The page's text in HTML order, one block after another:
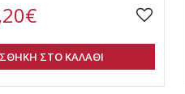
ΣΤΟ ΚΑΛΑΘΙ